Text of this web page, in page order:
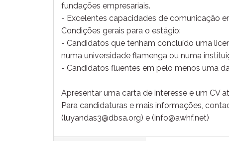
fundações empresariais.
- Excelentes capacidades de comunicação
Condições gerais para o estágio:
- Candidatos que tenham concluído uma
numa universidade flamenga ou numa
- Candidatos fluentes em pelo menos uma
Apresentar uma carta de interesse e um CV
Para candidaturas e mais informações,
(luyandas3@dbsa.org) e (info@awhf.net)